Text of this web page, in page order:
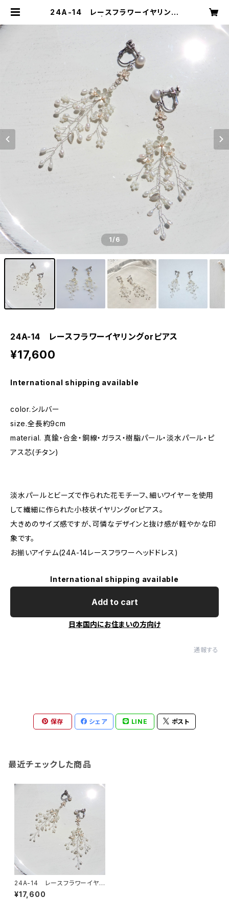
24A-14 レースフラワーイヤリング
1/6
24A-14 レースフラワーイヤリングorピアス
¥17,600
International shipping available
color.シルバー
size.全長約9cm
material. 真鍮・合金・銅線・ガラス・樹脂パール・淡水パール・ピ
アス芯(チタン)
淡水パールとビーズで作られた花モチーフ、細いワイヤーを使用
して繊細に作られた小枝状イヤリングorピアス。
大きめのサイズ感ですが、可憐なデザインと抜け感が軽やかな印
象です。
お揃いアイテム(24A-14レースフラワーヘッドドレス)
International shipping available
Add to cart
日本国内にお住まいの方向け
通報する
保存 シェア LINE ポスト
最近チェックした商品
24A-14 レースフラワーイヤリ
ングorピアス
¥17,600